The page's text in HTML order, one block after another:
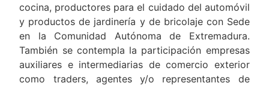
cocina, productores para el cuidado del automóvil
y productos de jardinería y de bricolaje con Sede
en la Comunidad Autónoma de Extremadura.
También se contempla la participación empresas
auxiliares e intermediarias de comercio exterior
como traders, agentes y/o representantes de